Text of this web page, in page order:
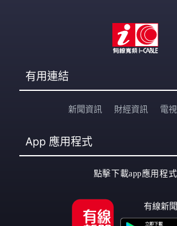
有用連結
新聞資訊 財經資訊 電
App 應用程式
點擊下載app應用程式
有線新聞